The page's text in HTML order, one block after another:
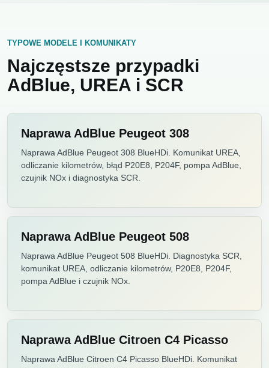
TYPOWE MODELE I KOMUNIKATY
Najczęstsze przypadki
AdBlue, UREA i SCR
Naprawa AdBlue Peugeot 308
Naprawa AdBlue Peugeot 308 BlueHDi. Komunikat UREA,
odliczanie kilometrów, błąd P20E8, P204F, pompa AdBlue,
czujnik NOx i diagnostyka SCR.
Naprawa AdBlue Peugeot 508
Naprawa AdBlue Peugeot 508 BlueHDi. Diagnostyka SCR,
komunikat UREA, odliczanie kilometrów, P20E8, P204F,
pompa AdBlue i czujnik NOx.
Naprawa AdBlue Citroen C4 Picasso
Naprawa AdBlue Citroen C4 Picasso BlueHDi. Komunikat